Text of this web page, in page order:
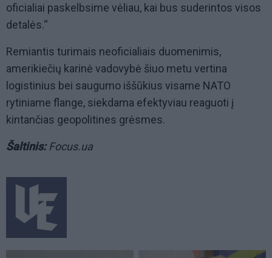
oficialiai paskelbsime vėliau, kai bus suderintos visos
detalės.“
Remiantis turimais neoficialiais duomenimis,
amerikiečių karinė vadovybė šiuo metu vertina
logistinius bei saugumo iššūkius visame NATO
rytiniame flange, siekdama efektyviau reaguoti į
kintančias geopolitines grėsmes.
Šaltinis:Focus.ua